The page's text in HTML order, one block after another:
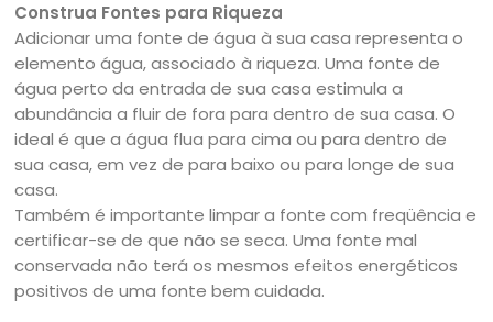
Construa Fontes para Riqueza
Adicionar uma fonte de água à sua casa representa o
elemento água, associado à riqueza. Uma fonte de
água perto da entrada de sua casa estimula a
abundância a fluir de fora para dentro de sua casa. O
ideal é que a água flua para cima ou para dentro de
sua casa, em vez de para baixo ou para longe de sua
casa.
Também é importante limpar a fonte com freqüência e
certificar-se de que não se seca. Uma fonte mal
conservada não terá os mesmos efeitos energéticos
positivos de uma fonte bem cuidada.